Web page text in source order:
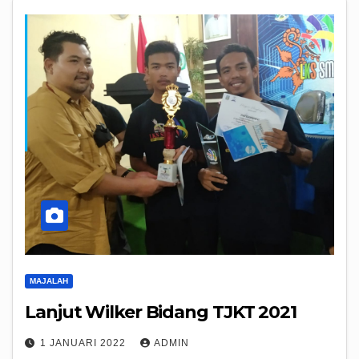
MAJALAH
Lanjut Wilker Bidang TJKT 2021
1 JANUARI 2022 ADMIN